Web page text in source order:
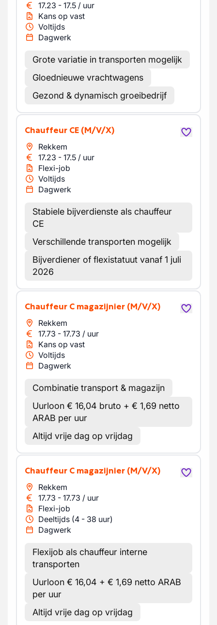
17.23 - 17.5 / uur
Kans op vast
Voltijds
Dagwerk
Grote variatie in transporten mogelijk
Gloednieuwe vrachtwagens
Gezond & dynamisch groeibedrijf
Chauffeur CE (M/V/X)
Rekkem
17.23 - 17.5 / uur
Flexi-job
Voltijds
Dagwerk
Stabiele bijverdienste als chauffeur
CE
Verschillende transporten mogelijk
Bijverdiener of flexistatuut vanaf 1 juli
2026
Chauffeur C magazijnier (M/V/X)
Rekkem
17.73 - 17.73 / uur
Kans op vast
Voltijds
Dagwerk
Combinatie transport & magazijn
Uurloon € 16,04 bruto + € 1,69 netto
ARAB per uur
Altijd vrije dag op vrijdag
Chauffeur C magazijnier (M/V/X)
Rekkem
17.73 - 17.73 / uur
Flexi-job
Deeltijds (4 - 38 uur)
Dagwerk
Flexijob als chauffeur interne
transporten
Uurloon € 16,04 + € 1,69 netto ARAB
per uur
Altijd vrije dag op vrijdag